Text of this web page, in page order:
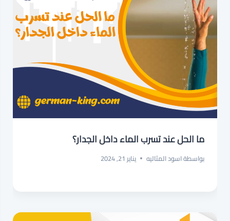
ما الحل عند تسرب الماء داخل الجدار؟
بواسطةاسود المثاليه يناير 21, 2024